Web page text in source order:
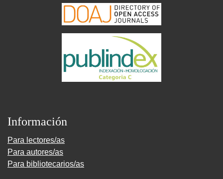
Información
Para lectores/as
Para autores/as
Para bibliotecarios/as